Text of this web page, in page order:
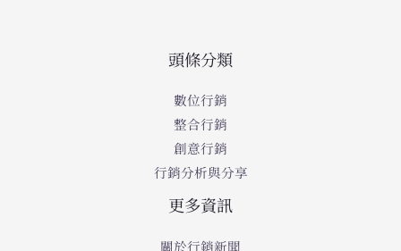
頭條分類
數位行銷
整合行銷
創意行銷
行銷分析與分享
更多資訊
關於行銷新聞